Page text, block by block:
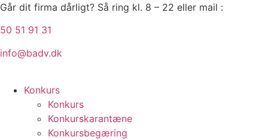
Videre
indhold
Går dit firma dårligt? Så ring kl. 8 – 22 eller mail :
50 51 91 31
info@badv.dk
Konkurs
Konkurs
Konkurskarantæne
Konkursbegæring